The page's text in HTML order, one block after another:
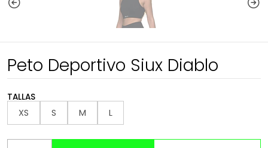
Peto Deportivo Siux Diablo
TALLAS
XS S M L